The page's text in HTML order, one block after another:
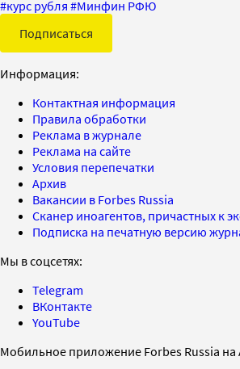
#курс рубля #Минфин РФЮ
Подписаться
Информация:
Контактная информация
Правила обработки
Реклама в журнале
Реклама на сайте
Условия перепечатки
Архив
Вакансии в Forbes Russia
Сканер иноагентов, причастных к
Подписка на печатную версию
Мы в соцсетях:
Telegram
ВКонтакте
YouTube
Мобильное приложение Forbes Russia на